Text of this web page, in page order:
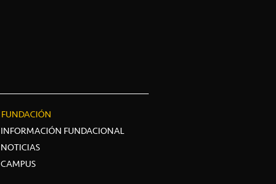
FUNDACIÓN
INFORMACIÓN FUNDACIONAL
NOTICIAS
CAMPUS